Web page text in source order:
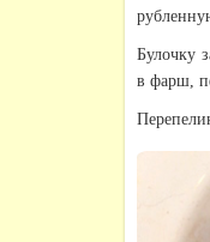
Булочку
в фарш,